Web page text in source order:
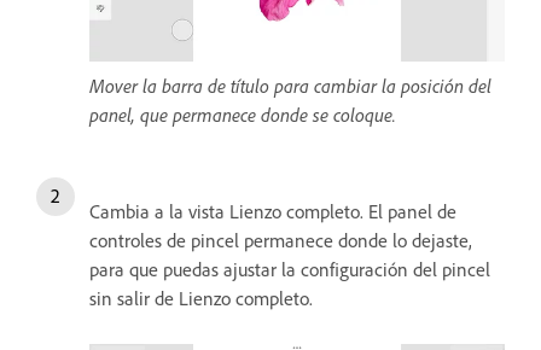
Mover la barra de título para cambiar la posición del
panel, que permanece donde se coloque.
Cambia a la vista Lienzo completo. El panel de
controles de pincel permanece donde lo dejaste,
para que puedas ajustar la configuración del pincel
sin salir de Lienzo completo.